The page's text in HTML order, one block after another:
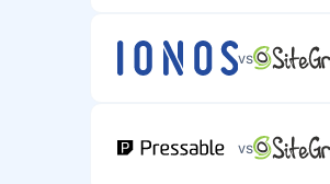
vs
vs